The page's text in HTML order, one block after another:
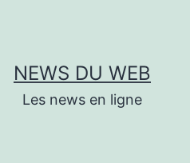
NEWS DU WEB
Les news en ligne